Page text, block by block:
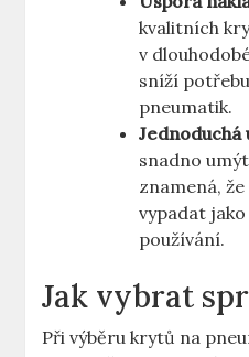
kvalitních
v
sníží
pneumatik.
Jednoduchá
snadno
znamená,
vypadat
používání.
Jak vybrat
Při výběru krytů na